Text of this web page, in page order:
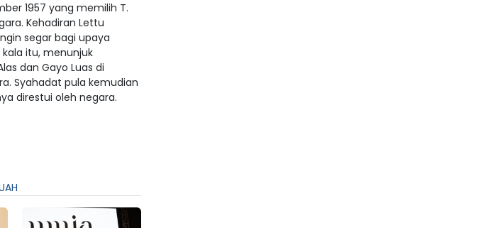
1957 yang memilih T.
Kehadiran Lettu
segar bagi upaya
itu, menunjuk
dan Gayo Luas di
Syahadat pula kemudian
direstui oleh negara.